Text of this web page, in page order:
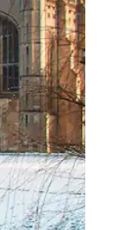
faisant glisser.